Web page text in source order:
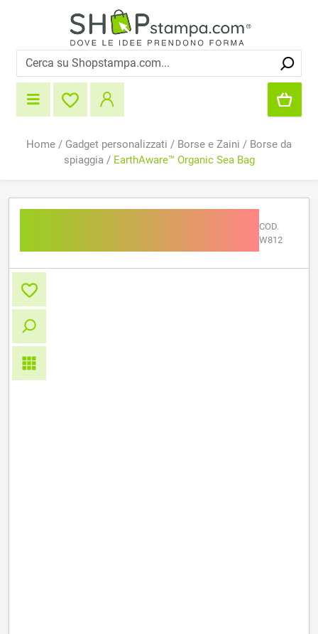
Home / Gadget personalizzati / Borse e Zaini / Borse da
spiaggia/ EarthAware™ Organic Sea Bag
COD.
W812